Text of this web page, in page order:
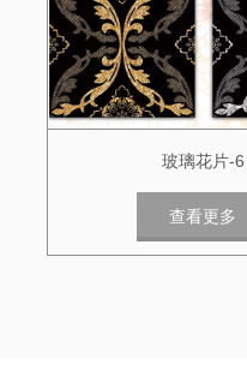
玻璃花片-6
查看更多